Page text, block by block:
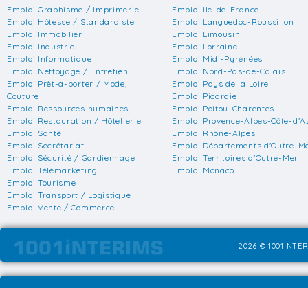
Emploi Graphisme / Imprimerie
Emploi Hôtesse / Standardiste
Emploi Immobilier
Emploi Industrie
Emploi Informatique
Emploi Nettoyage / Entretien
Emploi Prêt-à-porter / Mode,
Couture
Emploi Ressources humaines
Emploi Restauration / Hôtellerie
Emploi Santé
Emploi Secrétariat
Emploi Sécurité / Gardiennage
Emploi Télémarketing
Emploi Tourisme
Emploi Transport / Logistique
Emploi Vente / Commerce
Emploi Ile-de-France
Emploi Languedoc-Roussillon
Emploi Limousin
Emploi Lorraine
Emploi Midi-Pyrénées
Emploi Nord-Pas-de-Calais
Emploi Pays de la Loire
Emploi Picardie
Emploi Poitou-Charentes
Emploi Provence-Alpes-Côte-
Emploi Rhône-Alpes
Emploi Départements d'Outre-
Emploi Territoires d'Outre-Mer
Emploi Monaco
2026 ©